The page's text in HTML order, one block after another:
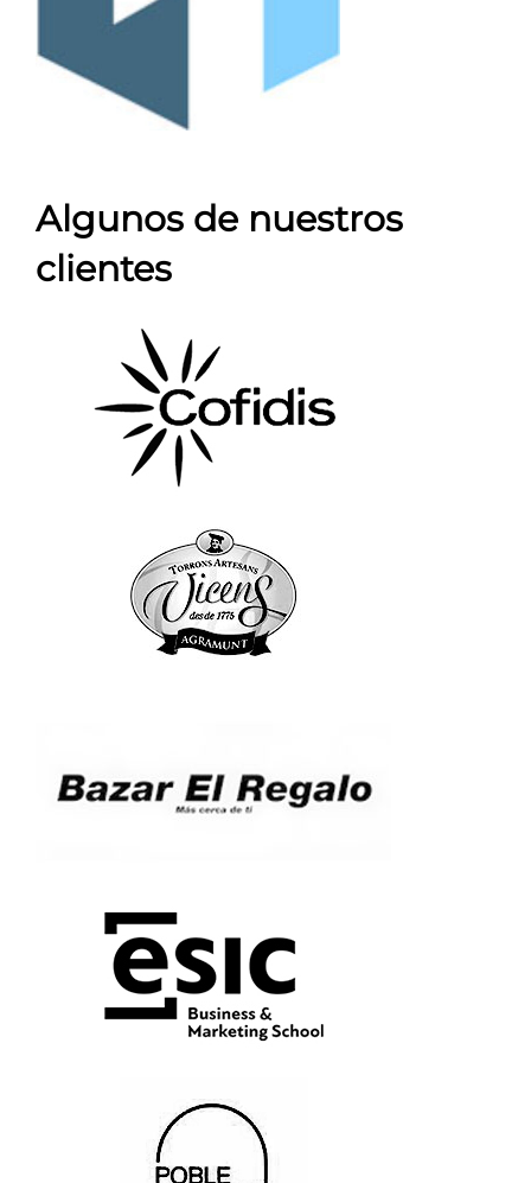
Algunos de nuestros
clientes